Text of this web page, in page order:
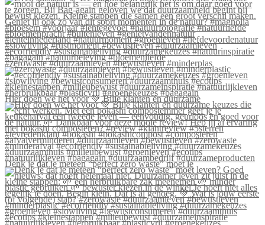
#zerowaste #duurzaamleven #bewustleven #minderplas
Hier doen we het voor 💚 Blije klanten én duurzame
Denk je dat je meteen “perfect zero waste” moet le